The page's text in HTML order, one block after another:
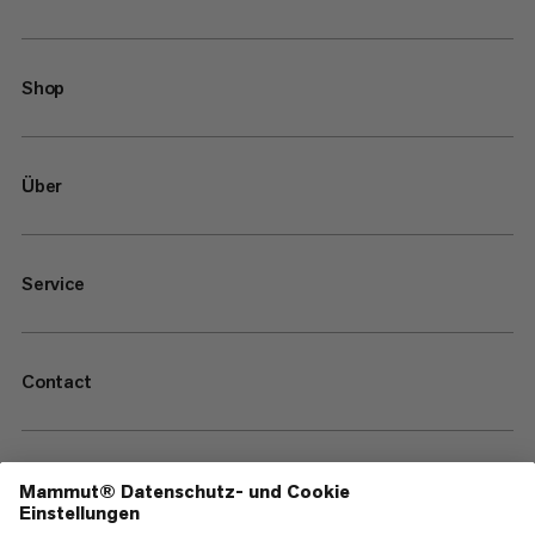
Shop
Über
Service
Contact